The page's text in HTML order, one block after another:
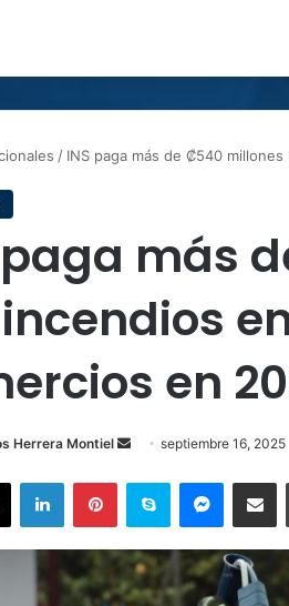
/ INS paga más de ₡540
paga más
en
Herrera Montiel
Send
email
septiembre 16, 2025
X LinkedInPinterestSkype